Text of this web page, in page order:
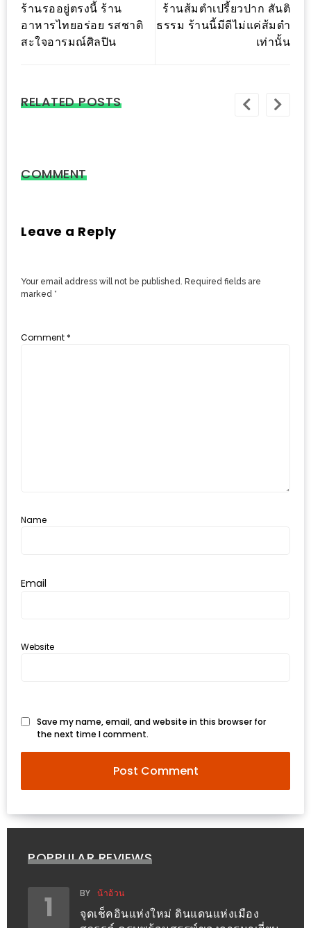
ดี
กับ
วงใน
LINE
ความ
เชียงใหม่
ประทาน
ฟรี
3
แม่
พิเศษ
โปร
ร้านรออยู่ตรงนี้ ร้าน
อาหารไทยอร่อย รสชาติ
สะใจอารมณ์ศิลปิน
ร้านส้มตำเปรี้ยวปาก สันติ
ธรรม ร้านนี้มีดีไม่แค่ส้มตำ
เท่านั้น
RELATED POSTS
COMMENT
Leave a Reply
Your email address will not be published. Required fields are
marked *
Comment *
Name
Email
Website
Save my name, email, and website in this browser for
the next time I comment.
POPPULAR REVIEWS
1 BY น้าอ้วน
จุดเช็คอินแห่งใหม่ ดินแดนแห่งเมือง